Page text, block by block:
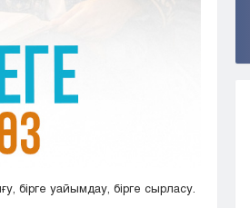
бірге уайымдау, бірге сырласу.